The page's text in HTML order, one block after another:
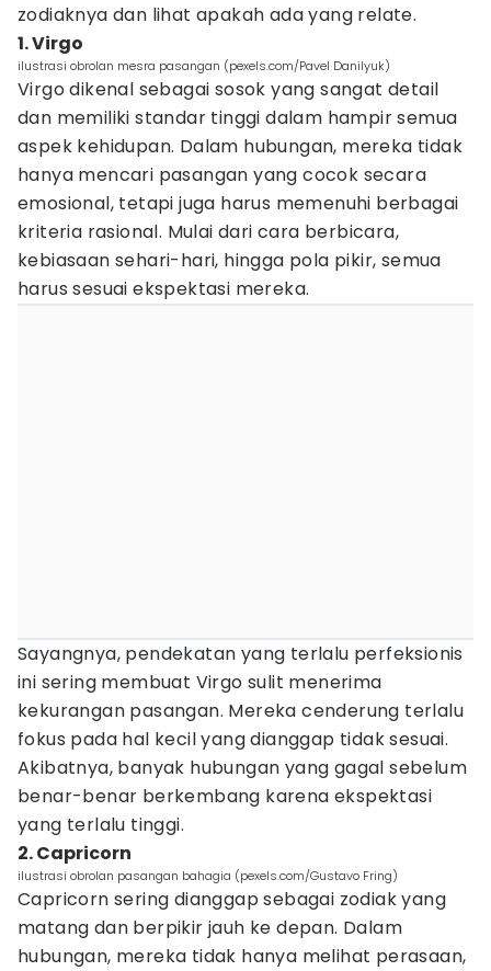
zodiaknya dan lihat apakah ada yang relate.
1. Virgo
ilustrasi obrolan mesra pasangan (pexels.com/Pavel Danilyuk)
Virgo dikenal sebagai sosok yang sangat detail
dan memiliki standar tinggi dalam hampir semua
aspek kehidupan. Dalam hubungan, mereka tidak
hanya mencari pasangan yang cocok secara
emosional, tetapi juga harus memenuhi berbagai
kriteria rasional. Mulai dari cara berbicara,
kebiasaan sehari-hari, hingga pola pikir, semua
harus sesuai ekspektasi mereka.
Sayangnya, pendekatan yang terlalu perfeksionis
ini sering membuat Virgo sulit menerima
kekurangan pasangan. Mereka cenderung terlalu
fokus pada hal kecil yang dianggap tidak sesuai.
Akibatnya, banyak hubungan yang gagal sebelum
benar-benar berkembang karena ekspektasi
yang terlalu tinggi.
2. Capricorn
ilustrasi obrolan pasangan bahagia (pexels.com/Gustavo Fring)
Capricorn sering dianggap sebagai zodiak yang
matang dan berpikir jauh ke depan. Dalam
hubungan, mereka tidak hanya melihat perasaan,